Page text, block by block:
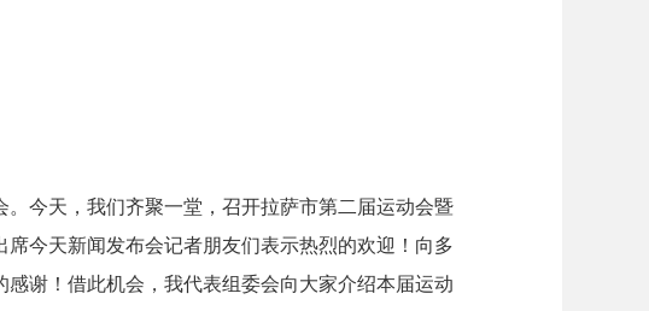
今天，我们齐聚一堂，召开拉萨市第二届运动会暨
今天新闻发布会记者朋友们表示热烈的欢迎！向多
谢！借此机会，我代表组委会向大家介绍本届运动